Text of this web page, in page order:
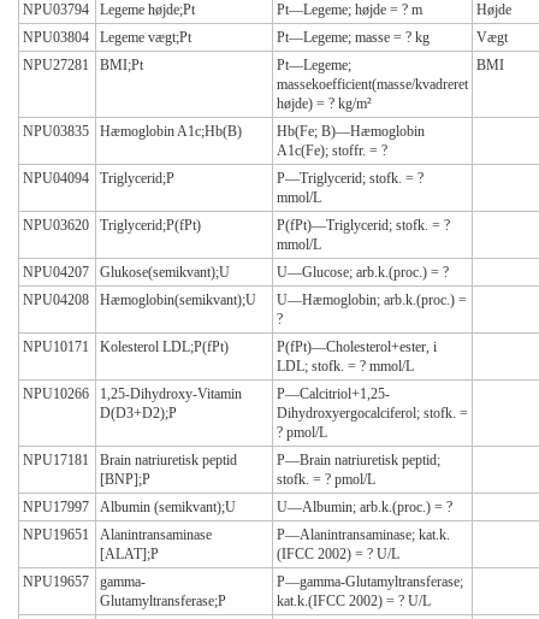
NPU03794
Legeme højde;Pt Pt—Legeme; højde = ? m
Højde
NPU03804
Legeme vægt;Pt Pt—Legeme; masse = ? kg
Vægt
NPU27281
BMI;Pt
Pt—Legeme;
massekoefficient(masse/kvadreret
højde) = ? kg/m²
BMI
NPU03835 Hæmoglobin A1c;Hb(B)
Hb(Fe; B)—Hæmoglobin
A1c(Fe); stoffr. = ?
NPU04094
Triglycerid;P
P—Triglycerid; stofk. = ?
mmol/L
NPU03620
Triglycerid;P(fPt)
P(fPt)—Triglycerid; stofk. = ?
mmol/L
NPU04207
Glukose(semikvant);U
U—Glucose; arb.k.(proc.) = ?
NPU04208
Hæmoglobin(semikvant);U
U—Hæmoglobin; arb.k.(proc.) =
?
NPU10171
Kolesterol LDL;P(fPt)
P(fPt)—Cholesterol+ester, i
LDL; stofk. = ? mmol/L
NPU10266
1,25-Dihydroxy-Vitamin
D(D3+D2);P
P—Calcitriol+1,25-
Dihydroxyergocalciferol; stofk. =
? pmol/L
NPU17181
Brain natriuretisk peptid
[BNP];P
P—Brain natriuretisk peptid;
stofk. = ? pmol/L
NPU17997
Albumin (semikvant);U
U—Albumin; arb.k.(proc.) = ?
NPU19651
Alanintransaminase
[ALAT];P
P—Alanintransaminase; kat.k.
(IFCC 2002) = ? U/L
NPU19657
gamma-
Glutamyltransferase;P
P—gamma-Glutamyltransferase;
kat.k.(IFCC 2002) = ? U/L